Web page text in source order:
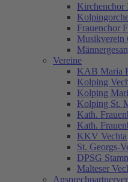
Kirchenchor
Frauenchor
Musikverein
Vereine
KAB Maria
Kolping
Kolping
Kolping St.
Kath.
Kath.
KKV Vechta
St. Georgs-
DPSG
Malteser